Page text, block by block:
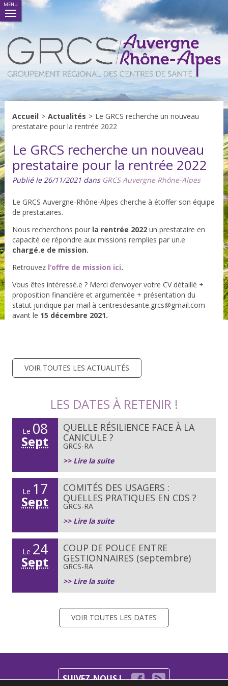
MENU
Accueil > Actualités > Le GRCS recherche un nouveau
prestataire pour la rentrée 2022
Le GRCS recherche un nouveau
prestataire pour la rentrée 2022
Publié le 26/11/2021 dans GRCS Auvergne Rhône-Alpes
Le GRCS Auvergne-Rhône-Alpes cherche à étoffer son équipe
de prestataires.
Nous recherchons pour la rentrée 2022un prestataire en
capacité de répondre aux missions remplies par un.e
chargé.e de mission.
Retrouvez l’offre de mission ici.
Vous êtes intéressé.e ? Merci d’envoyer votre CV détaillé +
proposition financière et argumentée + présentation du
statut juridique par mail à centresdesante.grcs@gmail.com
avant le 15 décembre 2021.
VOIR TOUTES LES ACTUALITÉS
LES DATES À RETENIR !
Le 08
Sept
QUELLE RÉSILIENCE FACE À LA
CANICULE ?
GRCS-RA
>> Lire la suite
Le 17
Sept
COMITÉS DES USAGERS :
QUELLES PRATIQUES EN CDS ?
GRCS-RA
>> Lire la suite
Le 24
Sept
COUP DE POUCE ENTRE
GESTIONNAIRES (septembre)
GRCS-RA
>> Lire la suite
VOIR TOUTES LES DATES
SUIVEZ-NOUS !